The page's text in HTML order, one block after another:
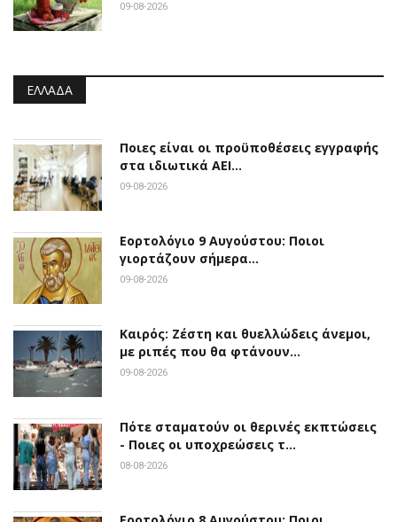
09-08-2026
ΕΛΛΆΔΑ
Ποιες είναι οι προϋποθέσεις εγγραφής
στα ιδιωτικά ΑΕΙ…
09-08-2026
Εορτολόγιο 9 Αυγούστου: Ποιοι
γιορτάζουν σήμερα…
09-08-2026
Καιρός: Ζέστη και θυελλώδεις άνεμοι,
με ριπές που θα φτάνουν…
09-08-2026
Πότε σταματούν οι θερινές εκπτώσεις
- Ποιες οι υποχρεώσεις τ…
08-08-2026